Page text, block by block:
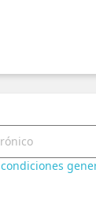
condiciones